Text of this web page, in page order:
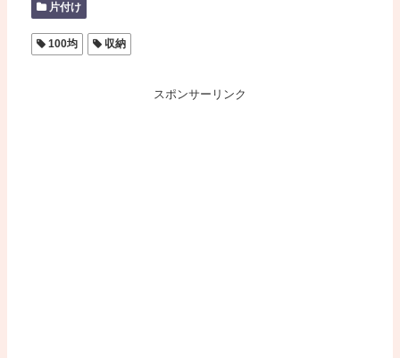
片付け
100均 収納
スポンサーリンク